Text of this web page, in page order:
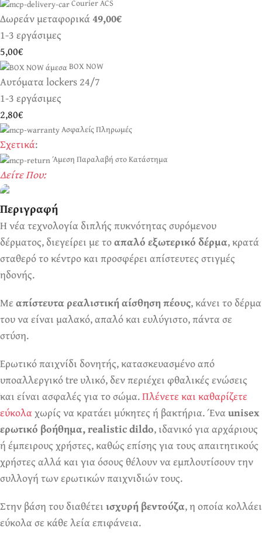
Courier ACS
Δωρεάν μεταφορικά49,00€
1-3 εργάσιμες
5,00€
BOX NOW
Αυτόματα lockers 24/7
1-3 εργάσιμες
2,80€
Ασφαλείς Πληρωμές
Σχετικά:
Άμεση Παραλαβή στο Κατάστημα
Δείτε Που:
Ερωτικά Παιχνίδια
Πάντα! Black Friday!
Περιγραφή
Η νέα τεχνολογία διπλής πυκνότητας συρόμενου
δέρματος, διεγείρει με τοαπαλό εξωτερικό δέρμα, κρατά
σταθερό το κέντρο και προσφέρει απίστευτες στιγμές
ηδονής.
Μεαπίστευτα ρεαλιστική αίσθηση πέους, κάνει το δέρμα
του να είναι μαλακό, απαλό και ευλύγιστο, πάντα σε
στύση.
Ερωτικό παιχνίδι δονητής, κατασκευασμένο από
υποαλλεργικό tre υλικό, δεν περιέχει φθαλικές ενώσεις
και είναι ασφαλές για το σώμα.Πλένετε και καθαρίζετε
εύκολαχωρίς να κρατάει μύκητες ή βακτήρια. Έναunisex
ερωτικό βοήθημα, realistic dildo, ιδανικό για αρχάριους
ή έμπειρους χρήστες, καθώς επίσης για τους απαιτητικούς
χρήστες αλλά και για όσους θέλουν να εμπλουτίσουν την
συλλογή των ερωτικών παιχνιδιών τους.
Στην βάση του διαθέτειισχυρή βεντούζα, η οποία κολλάει
εύκολα σε κάθε λεία επιφάνεια.